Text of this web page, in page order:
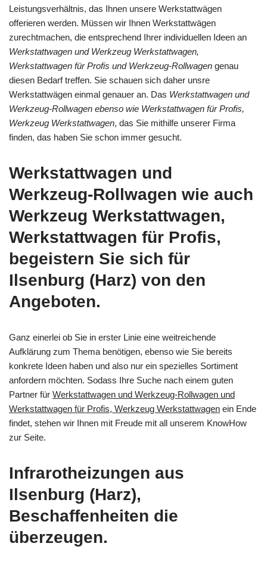
Leistungsverhältnis, das Ihnen unsere Werkstattwägen
offerieren werden. Müssen wir Ihnen Werkstattwägen
zurechtmachen, die entsprechend Ihrer individuellen Ideen an
Werkstattwagen und Werkzeug Werkstattwagen,
Werkstattwagen für Profis und Werkzeug-Rollwagen genau
diesen Bedarf treffen. Sie schauen sich daher unsre
Werkstattwägen einmal genauer an. Das Werkstattwagen und
Werkzeug-Rollwagen ebenso wie Werkstattwagen für Profis,
Werkzeug Werkstattwagen, das Sie mithilfe unserer Firma
finden, das haben Sie schon immer gesucht.
Werkstattwagen und
Werkzeug-Rollwagen wie auch
Werkzeug Werkstattwagen,
Werkstattwagen für Profis,
begeistern Sie sich für
Ilsenburg (Harz) von den
Angeboten.
Ganz einerlei ob Sie in erster Linie eine weitreichende
Aufklärung zum Thema benötigen, ebenso wie Sie bereits
konkrete Ideen haben und also nur ein spezielles Sortiment
anfordern möchten. Sodass Ihre Suche nach einem guten
Partner für Werkstattwagen und Werkzeug-Rollwagen und
Werkstattwagen für Profis, Werkzeug Werkstattwagen ein Ende
findet, stehen wir Ihnen mit Freude mit all unserem KnowHow
zur Seite.
Infrarotheizungen aus
Ilsenburg (Harz),
Beschaffenheiten die
überzeugen.